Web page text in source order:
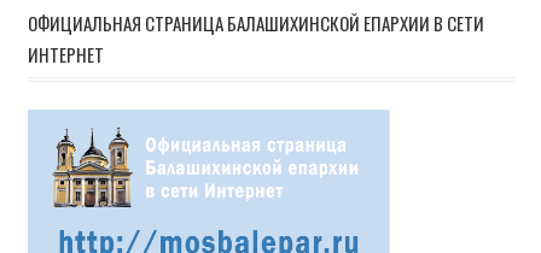
записям
ОФИЦИАЛЬНАЯ СТРАНИЦА БАЛАШИХИНСКОЙ ЕПАРХИИ В СЕТИ
ИНТЕРНЕТ